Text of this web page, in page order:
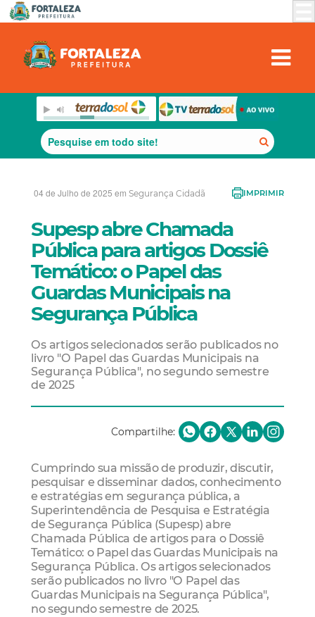
04 de Julho de 2025 em Segurança Cidadã IMPRIMIR
Supesp abre Chamada
Pública para artigos Dossiê
Temático: o Papel das
Guardas Municipais na
Segurança Pública
Os artigos selecionados serão publicados no
livro "O Papel das Guardas Municipais na
Segurança Pública", no segundo semestre
de 2025
Compartilhe:
Cumprindo sua missão de produzir, discutir,
pesquisar e disseminar dados, conhecimento
e estratégias em segurança pública, a
Superintendência de Pesquisa e Estratégia
de Segurança Pública (Supesp) abre
Chamada Pública de artigos para o Dossiê
Temático: o Papel das Guardas Municipais na
Segurança Pública. Os artigos selecionados
serão publicados no livro "O Papel das
Guardas Municipais na Segurança Pública",
no segundo semestre de 2025.